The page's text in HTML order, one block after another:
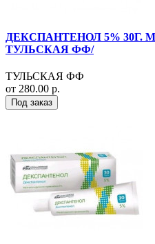
ДЕКСПАНТЕНОЛ 5% 30Г.
ТУЛЬСКАЯ ФФ/
ТУЛЬСКАЯ ФФ
от 280.00 р.
Под заказ